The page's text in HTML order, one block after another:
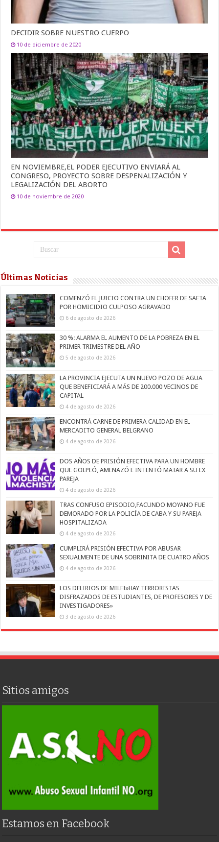
DECIDIR SOBRE NUESTRO CUERPO
10 de diciembre de 2020
EN NOVIEMBRE,EL PODER EJECUTIVO ENVIARÁ AL
CONGRESO, PROYECTO SOBRE DESPENALIZACIÓN Y
LEGALIZACIÓN DEL ABORTO
10 de noviembre de 2020
Últimas Noticias
COMENZÓ EL JUICIO CONTRA UN CHOFER DE SAETA
POR HOMICIDIO CULPOSO AGRAVADO
6 de agosto de 2026
30 %: ALARMA EL AUMENTO DE LA POBREZA EN EL
PRIMER TRIMESTRE DEL AÑO
5 de agosto de 2026
LA PROVINCIA EJECUTA UN NUEVO POZO DE AGUA
QUE BENEFICIARÁ A MÁS DE 200.000 VECINOS DE
CAPITAL
4 de agosto de 2026
ENCONTRÁ CARNE DE PRIMERA CALIDAD EN EL
MERCADITO GENERAL BELGRANO
4 de agosto de 2026
DOS AÑOS DE PRISIÓN EFECTIVA PARA UN HOMBRE
QUE GOLPEÓ, AMENAZÓ E INTENTÓ MATAR A SU EX
PAREJA
4 de agosto de 2026
TRAS CONFUSO EPISODIO,FACUNDO MOYANO FUE
DEMORADO POR LA POLICÍA DE CABA Y SU PAREJA
HOSPITALIZADA
4 de agosto de 2026
CUMPLIRÁ PRISIÓN EFECTIVA POR ABUSAR
SEXUALMENTE DE UNA SOBRINITA DE CUATRO AÑOS
4 de agosto de 2026
LOS DELIRIOS DE MILEI»HAY TERRORISTAS
DISFRAZADOS DE ESTUDIANTES, DE PROFESORES Y DE
INVESTIGADORES»
3 de agosto de 2026
Sitios amigos
Estamos en Facebook